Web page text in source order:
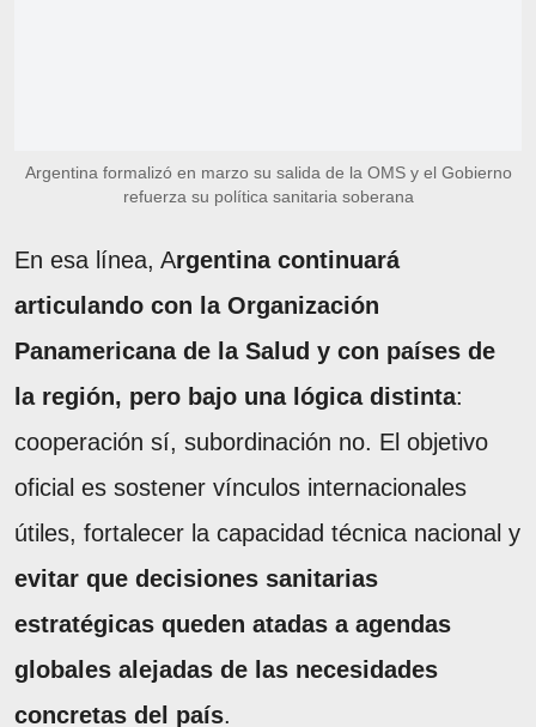
Argentina formalizó en marzo su salida de la OMS y el Gobierno
refuerza su política sanitaria soberana
En esa línea, Argentina continuará
articulando con la Organización
Panamericana de la Salud y con países de
la región, pero bajo una lógica distinta:
cooperación sí, subordinación no. El objetivo
oficial es sostener vínculos internacionales
útiles, fortalecer la capacidad técnica nacional y
evitar que decisiones sanitarias
estratégicas queden atadas a agendas
globales alejadas de las necesidades
concretas del país.